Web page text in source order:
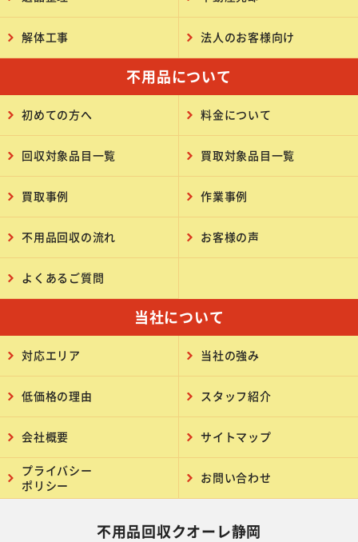
解体工事 法人のお客様向け
不用品について
初めての方へ 料金について
回収対象品目一覧 買取対象品目一覧
買取事例 作業事例
不用品回収の流れ お客様の声
よくあるご質問
当社について
対応エリア 当社の強み
低価格の理由 スタッフ紹介
会社概要 サイトマップ
プライバシー
ポリシー
お問い合わせ
不用品回収クオーレ静岡